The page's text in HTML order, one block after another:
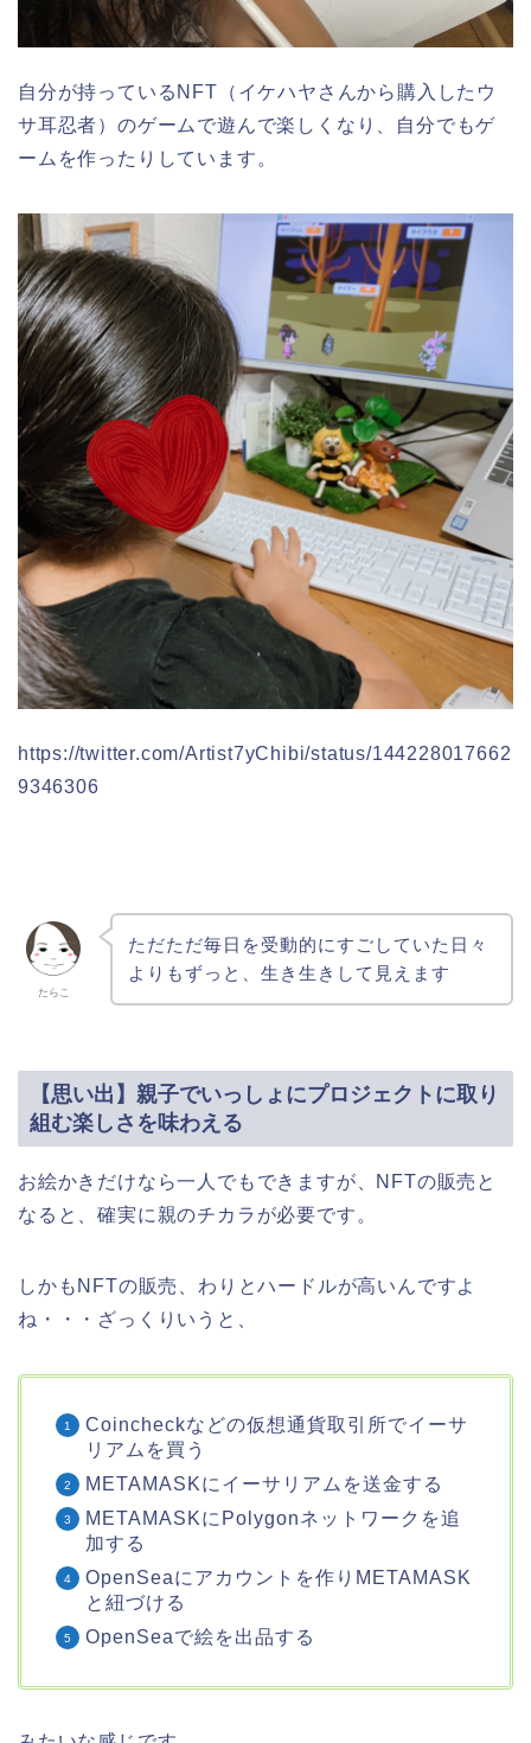
自分が持っているNFT（イケハヤさんから購入したウ
サ耳忍者）のゲームで遊んで楽しくなり、自分でもゲ
ームを作ったりしています。
https://twitter.com/Artist7yChibi/status/144228017662
9346306
たらこ
ただただ毎日を受動的にすごしていた日々
よりもずっと、生き生きして見えます
【思い出】親子でいっしょにプロジェクトに取り
組む楽しさを味わえる
お絵かきだけなら一人でもできますが、NFTの販売と
なると、確実に親のチカラが必要です。
しかもNFTの販売、わりとハードルが高いんですよ
ね・・・ざっくりいうと、
Coincheckなどの仮想通貨取引所でイーサ
リアムを買う
METAMASKにイーサリアムを送金する
METAMASKにPolygonネットワークを追
加する
OpenSeaにアカウントを作りMETAMASK
と紐づける
OpenSeaで絵を出品する